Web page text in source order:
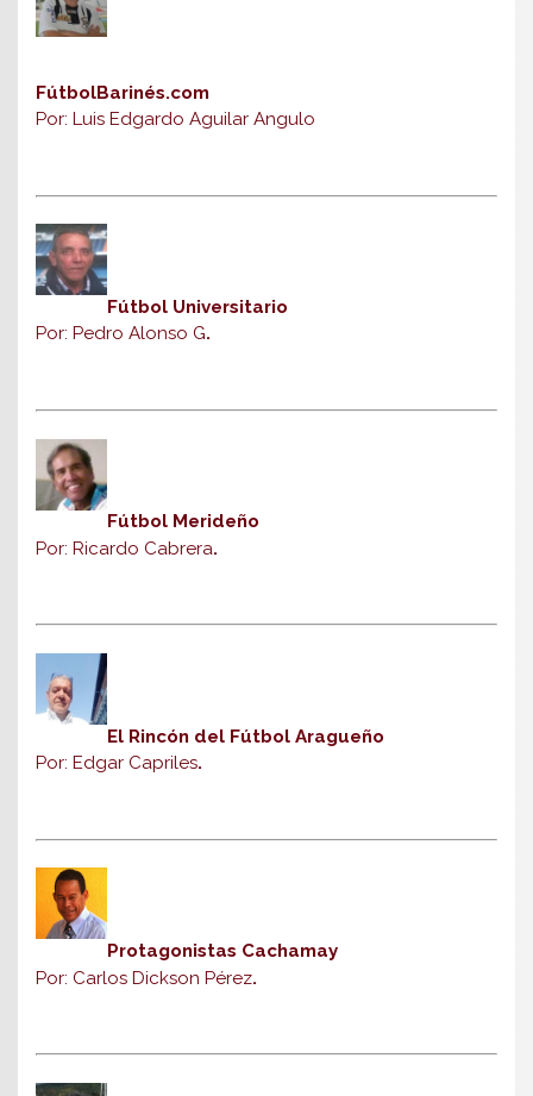
FútbolBarinés.com
Por: Luis Edgardo Aguilar Angulo
Fútbol Universitario
Por: Pedro Alonso G.
Fútbol Merideño
Por: Ricardo Cabrera.
El Rincón del Fútbol Aragueño
Por: Edgar Capriles.
Protagonistas Cachamay
Por: Carlos Dickson Pérez.